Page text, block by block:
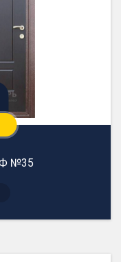
№35